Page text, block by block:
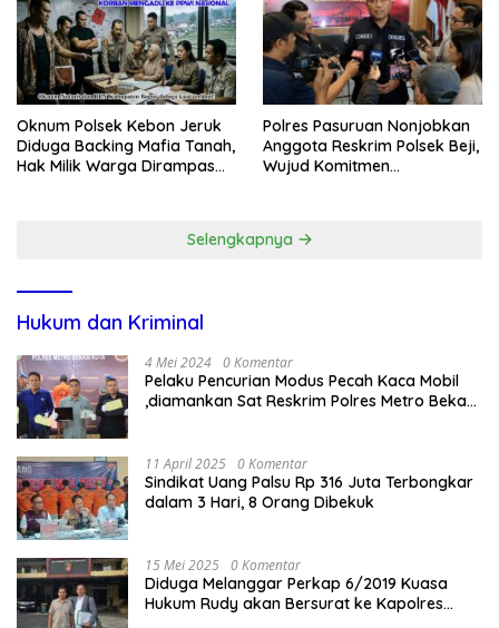
Oknum Polsek Kebon Jeruk
Diduga Backing Mafia Tanah,
Hak Milik Warga Dirampas
Polres Pasuruan Nonjobkan
Anggota Reskrim Polsek Beji,
Wujud Komitmen
Selengkapnya
Hukum dan Kriminal
4 Mei 2024 0 Komentar
Pelaku Pencurian Modus Pecah Kaca Mobil
,diamankan Sat Reskrim Polres Metro Bekasi
11 April 2025 0 Komentar
Sindikat Uang Palsu Rp 316 Juta Terbongkar
dalam 3 Hari, 8 Orang Dibekuk
15 Mei 2025 0 Komentar
Diduga Melanggar Perkap 6/2019 Kuasa
Hukum Rudy akan Bersurat ke Kapolres